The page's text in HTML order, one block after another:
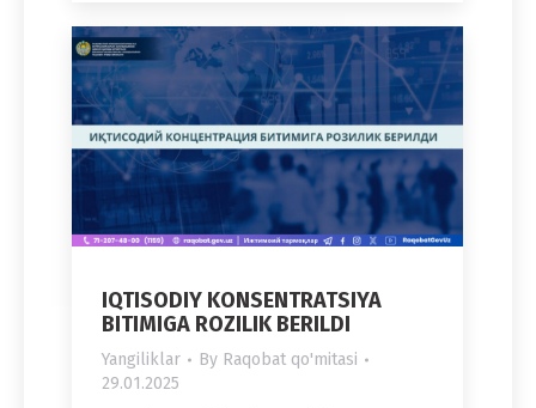
IQTISODIY KONSENTRATSIYA
BITIMIGA ROZILIK BERILDI
Yangiliklar By Raqobat qo'mitasi
29.01.2025